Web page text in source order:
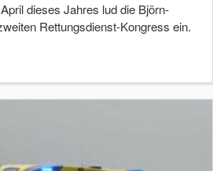
dieses Jahres lud die Björn-
Rettungsdienst-Kongress ein.